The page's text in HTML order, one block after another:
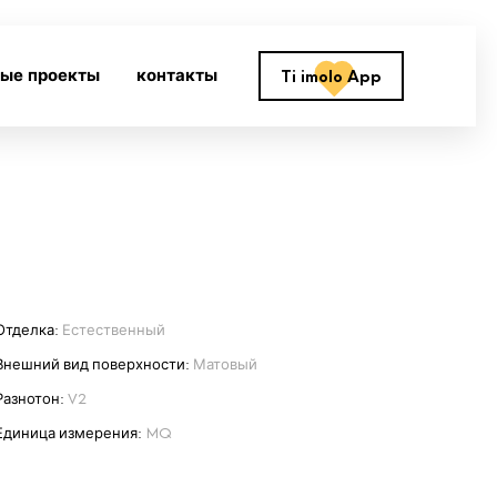
проекты контакты Ti imolo App
Естественный
вид поверхности: Матовый
V2
измерения: MQ